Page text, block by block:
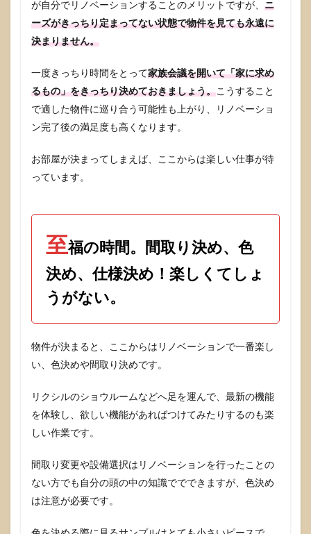
が自分でリノベーションすることのメリットですが、 ニ
ーズがきっちり定まってない状態で物件を見ても永遠に
決まりません。
一度きっちり時間をとって家族会議を開いて「家に求め
るもの」をきっちり決めておきましょう。こうすること
で適した物件に巡り合う可能性も上がり、リノベーショ
ン完了後の満足度も高くなります。
お部屋が決まってしまえば、ここからは楽しい仕事が待
っています。
至福の時間。間取り決め、色
決め、仕様決め！楽しくてしょ
うがない。
物件が決まると、ここからはリノベーションで一番楽し
い、色決めや間取り決めです。
リクシルのショウルームなどへ足を運んで、最新の機能
を体験し、欲しい機能があればつけてみたりするのも楽
しい作業です。
間取り変更や設備選択はリノベーションを行ったことの
ない方でも自分の頭の中の知識ででできますが、色決め
は注意が必要です。